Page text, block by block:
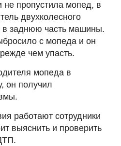
не пропустила мопед, в
двухколесного
в заднюю часть машины.
с мопеда и он
чем упасть.
мопеда в
он получил
работают сотрудники
выяснить и проверить